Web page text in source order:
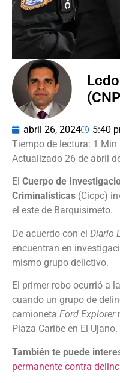
abril 26, 2024 5:40
Actualizado 26 de abril
El Cuerpo de
Criminalísticas (Cicpc)
el este de Barquisimeto.
De acuerdo con el Diario
encuentran en
mismo grupo delictivo.
El primer robo ocurrió a
cuando un grupo de
camioneta Ford Explorer
Plaza Caribe en El Ujano.
También te puede
permanente contra